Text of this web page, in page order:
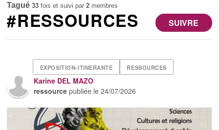
Tagué 33 fois et suivi par2 membres
SUIVRE
#RESSOURCES
EXPOSITION-ITINERANTE RESSOURCES
Karine DEL MAZO
ressource publiée le24/07/2026